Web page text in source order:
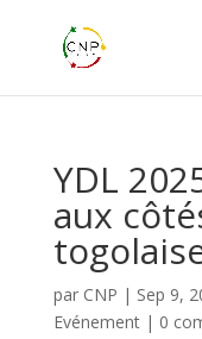
YDL
aux
par CNP | Sep 9,
Evénement| 0